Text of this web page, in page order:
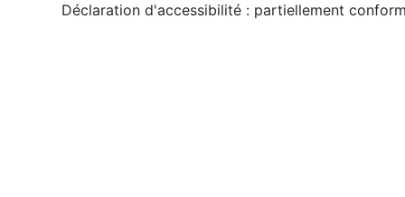
Déclaration d'accessibilité : partiellement